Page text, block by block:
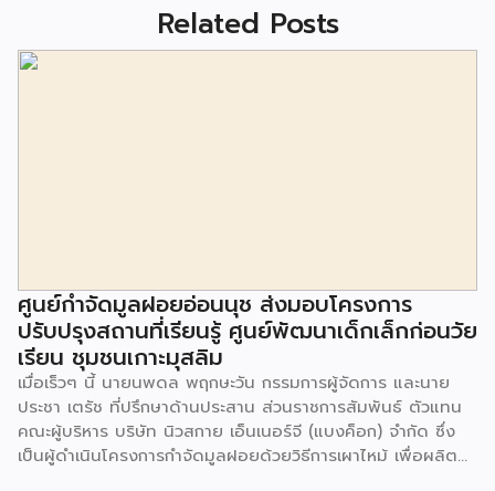
Related Posts
ศูนย์กำจัดมูลฝอยอ่อนนุช ส่งมอบโครงการ
ปรับปรุงสถานที่เรียนรู้ ศูนย์พัฒนาเด็กเล็กก่อนวัย
เรียน ชุมชนเกาะมุสลิม
เมื่อเร็วๆ นี้ นายนพดล พฤกษะวัน กรรมการผู้จัดการ และนาย
ประชา เตรัช ที่ปรึกษาด้านประสาน ส่วนราชการสัมพันธ์ ตัวแทน
คณะผู้บริหาร บริษัท นิวสกาย เอ็นเนอร์จี (แบงค็อก) จํากัด ซึ่ง
เป็นผู้ดำเนินโครงการกำจัดมูลฝอยด้วยวิธีการเผาไหม้ เพื่อผลิต